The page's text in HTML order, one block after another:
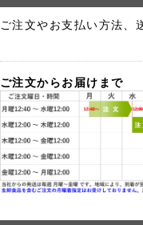
ご注文やお支払い方法、
ご注文からお届けまで